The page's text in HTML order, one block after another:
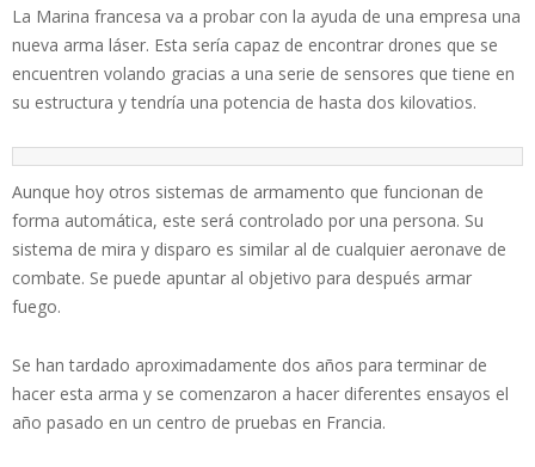
La Marina francesa va a probar con la ayuda de una empresa una
nueva arma láser. Esta sería capaz de encontrar drones que se
encuentren volando gracias a una serie de sensores que tiene en
su estructura y tendría una potencia de hasta dos kilovatios.
Aunque hoy otros sistemas de armamento que funcionan de
forma automática, este será controlado por una persona. Su
sistema de mira y disparo es similar al de cualquier aeronave de
combate. Se puede apuntar al objetivo para después armar
fuego.
Se han tardado aproximadamente dos años para terminar de
hacer esta arma y se comenzaron a hacer diferentes ensayos el
año pasado en un centro de pruebas en Francia.